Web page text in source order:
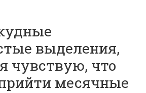
выделения,
чувствую, что
месячные